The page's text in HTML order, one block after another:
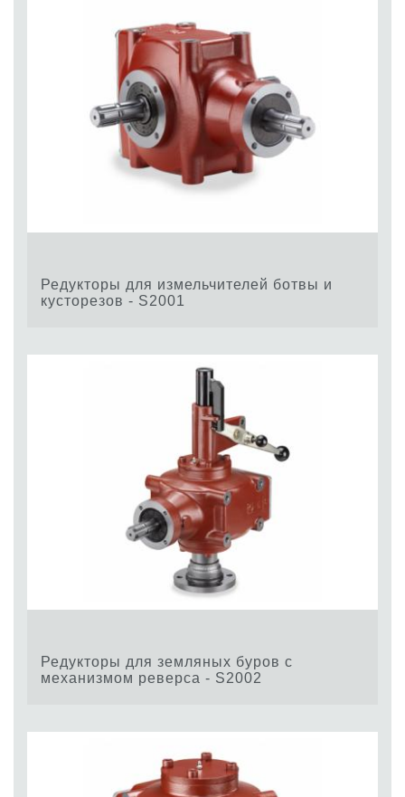
Редукторы для измельчителей ботвы и
кусторезов - S2001
Редукторы для земляных буров с
механизмом реверса - S2002